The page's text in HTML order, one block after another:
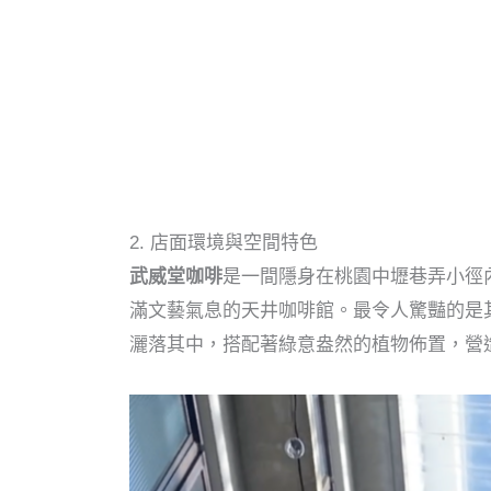
2. 店面環境與空間特色
武威堂咖啡是一間隱身在桃園中壢巷弄小
滿文藝氣息的天井咖啡館。最令人驚豔的
灑落其中，搭配著綠意盎然的植物佈置，營